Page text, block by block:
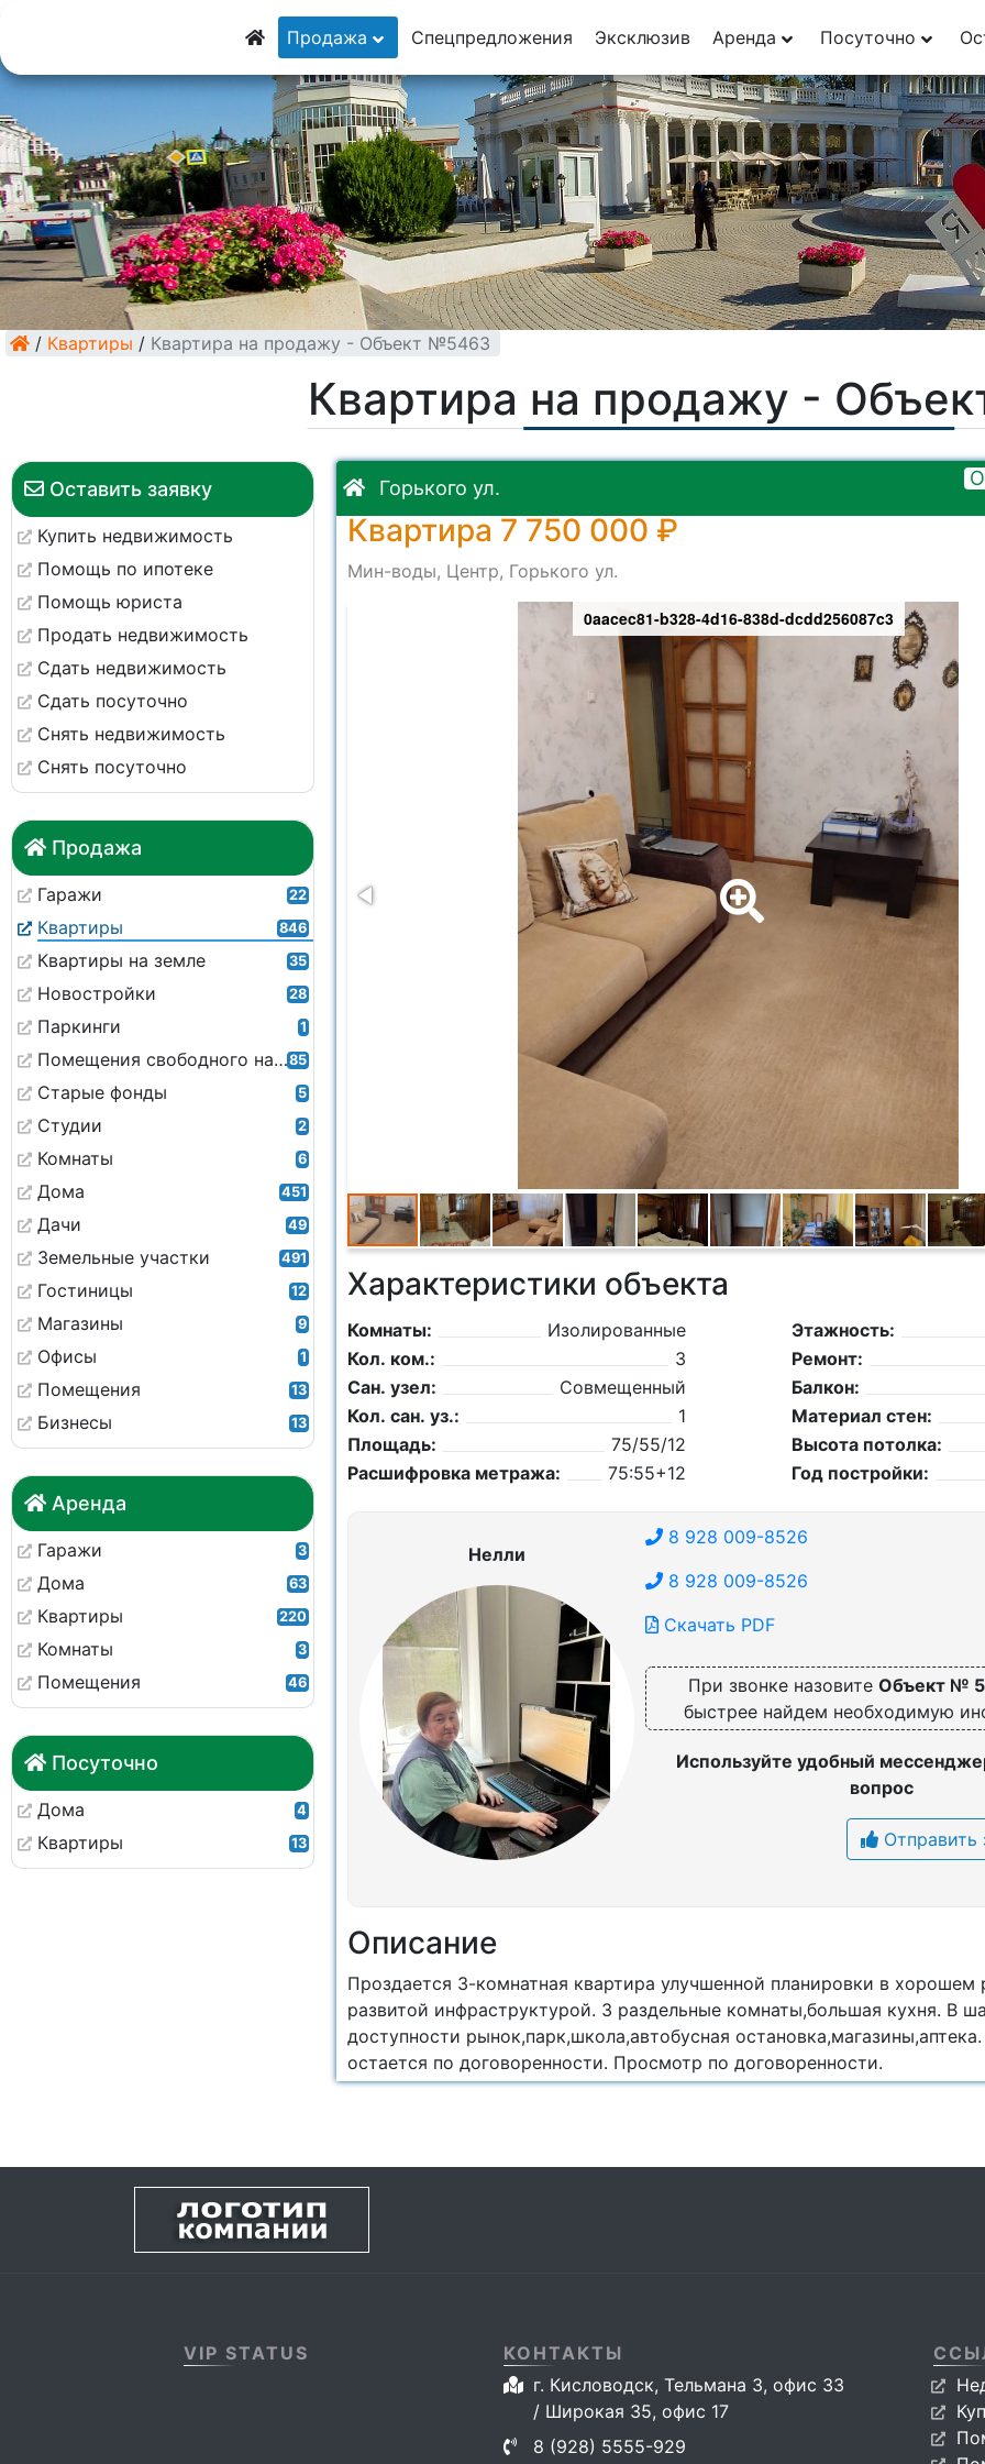
8 (928) 5555-929
8 (928) 3054-111
Продажа Спецпредложения Эксклюзив Аренда Посуточно
/ Квартиры / Квартира на продажу - Объект №5463
Квартира на продажу -
Оставить заявку
Купить недвижимость
Помощь по ипотеке
Помощь юриста
Продать недвижимость
Сдать недвижимость
Сдать посуточно
Снять недвижимость
Снять посуточно
Продажа
Гаражи 22
Квартиры 846
Квартиры на земле 35
Новостройки 28
Паркинги 1
Помещения свободного назначения85
Старые фонды 5
Студии 2
Комнаты 6
Дома 451
Дачи 49
Земельные участки 491
Гостиницы 12
Магазины 9
Офисы 1
Помещения 13
Бизнесы 13
Аренда
Гаражи 3
Дома 63
Квартиры 220
Комнаты 3
Помещения 46
Посуточно
Дома 4
Квартиры 13
Горького ул.
Квартира 7 750 000 ₽
Мин-воды, Центр, Горького ул.
0aacec81-b328-4d16-838d-dcdd256087c3
Характеристики объекта
Комнаты:
Изолированные
Кол. ком.:
3
Сан. узел:
Совмещенный
Кол. сан. уз.:
1
Площадь:
75/55/12
Расшифровка метража:
75:55+12
Этажность:
Ремонт:
Балкон:
Материал стен:
Высота потолка:
Год постройки:
Нелли
8 928 009-8526
8 928 009-8526
Скачать PDF
При звонке назовитеОбъект №
быстрее найдем необходимую
Используйте удобный
вопрос
Отправить
Описание
Проздается 3-комнатная квартира улучшенной планировки в хорошем
развитой инфраструктурой. 3 раздельные комнаты,большая кухня. В
доступности рынок,парк,школа,автобусная
остается по договоренности. Просмотр по договоренности.
VIP STATUS
КОНТАКТЫ
г. Кисловодск, Тельмана 3, офис 33
/ Широкая 35, офис 17
8 (928) 5555-929